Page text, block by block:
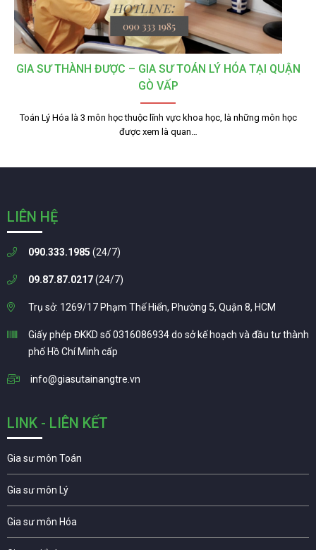
GIA SƯ THÀNH ĐƯỢC – GIA SƯ TOÁN LÝ HÓA TẠI QUẬN
GÒ VẤP
Toán Lý Hóa là 3 môn học thuộc lĩnh vực khoa học, là những môn học
được xem là quan…
LIÊN HỆ
090.333.1985 (24/7)
09.87.87.0217(24/7)
Trụ sở: 1269/17 Phạm Thế Hiển, Phường 5, Quận 8, HCM
Giấy phép ĐKKD số 0316086934 do sở kế hoạch và đầu tư thành
phố Hồ Chí Minh cấp
info@giasutainangtre.vn
LINK - LIÊN KẾT
Gia sư môn Toán
Gia sư môn Lý
Gia sư môn Hóa